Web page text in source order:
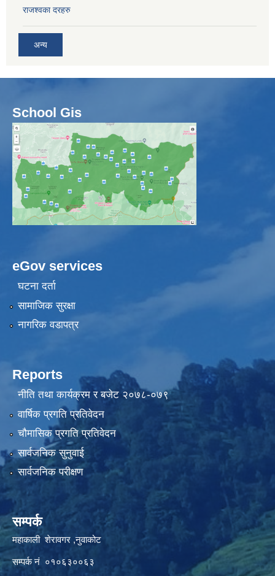
राजश्वका दरहरु
अन्य
School Gis
eGov services
घटना दर्ता
सामाजिक सुरक्षा
नागरिक वडापत्र
Reports
नीति तथा कार्यक्रम र बजेट २०७८-०७९
वार्षिक प्रगति प्रतिवेदन
चौमासिक प्रगति प्रतिवेदन
सार्वजनिक सुनुवाई
सार्वजनिक परीक्षण
सम्पर्क
महाकाली शेरावगर ,नुवाकोट
सम्पर्क नं ०१०६३००६३